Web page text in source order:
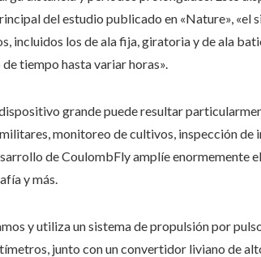
del estudio publicado en «Nature», «el
incluidos los de ala fija, giratoria y de ala
tiempo hasta variar horas».
grande puede resultar
monitoreo de cultivos, inspección
de CoulombFly amplíe enormemente
y más.
y utiliza un sistema de propulsión por
junto con un convertidor liviano de